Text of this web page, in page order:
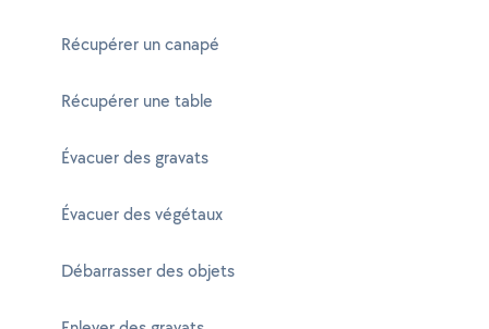
Récupérer un canapé
Récupérer une table
Évacuer des gravats
Évacuer des végétaux
Débarrasser des objets